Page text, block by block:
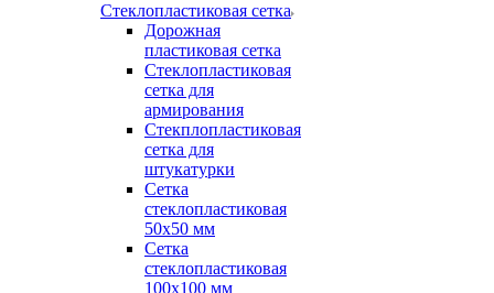
Стеклопластиковая сетка
Дорожная
пластиковая сетка
Стеклопластиковая
сетка для
армирования
Стекплопластиковая
сетка для
штукатурки
Сетка
стеклопластиковая
50x50 мм
Сетка
стеклопластиковая
100x100 мм